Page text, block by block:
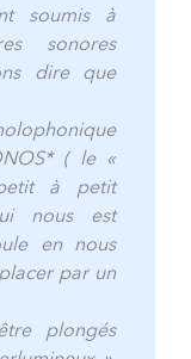
soumis à
sonores
dire que
( le «
à petit
nous est
en nous
par un
plongés